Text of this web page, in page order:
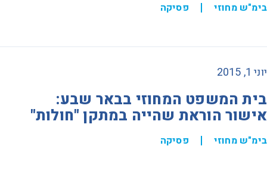
בימ"ש מחוזי פסיקה
יוני 1, 2015
בית המשפט המחוזי בבאר שבע:
אישור הוראת שהייה במתקן "חולות"
בימ"ש מחוזי פסיקה